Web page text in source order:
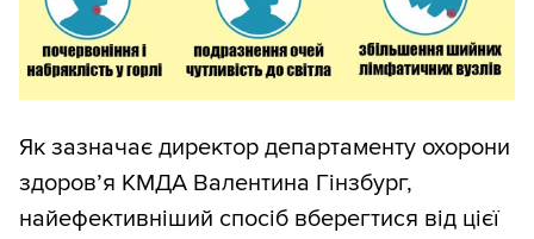
Як зазначає директор департаменту охорони
здоров’я КМДА Валентина Гінзбург,
найефективніший спосіб вберегтися від цієї